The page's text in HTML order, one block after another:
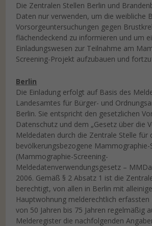
Die Zentralen Stellen Berlin und
Daten nur verwenden, um die weibliche
Vorsorgeuntersuchungen gegen
flächendeckend zu informieren und um
Einladungswesen zur Teilnahme am
Screening-Projekt aufzubauen und
Berlin
Die Einladung erfolgt auf Basis des
Landesamtes für Bürger- und
Berlin. Sie entspricht den gesetzlichen
Datenschutz und dem „Gesetz über die
Meldedaten durch die Zentrale Stelle für
bevölkerungsbezogene Mammographie-
(Mammographie-Screening-
Meldedatenverwendungsgesetz –
2006. Gemäß § 2 Absatz 1 ist die
berechtigt, von allen in Berlin mit
Hauptwohnung melderechtlich erfassten
von 50 Jahren bis 75 Jahren regelmäßig
Melderegister die nachfolgenden